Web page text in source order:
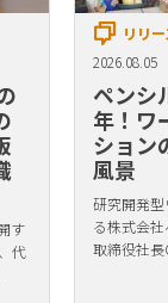
す
代
リリー
2026.08.05
ペンシ
年！ワ
ション
風景
研究開発
る株式会
取締役社